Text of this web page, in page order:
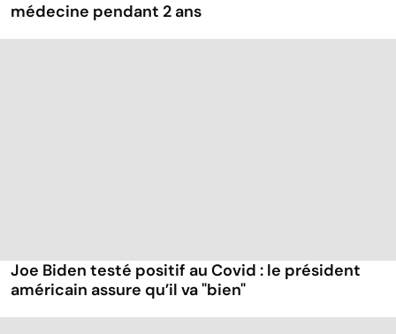
médecine pendant 2 ans
Joe Biden testé positif au Covid : le président
américain assure qu’il va "bien"